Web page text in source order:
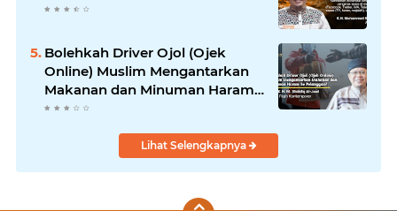
Bolehkah Driver Ojol (Ojek
Online) Muslim Mengantarkan
Makanan dan Minuman Haram
ke Pelanggan?
Lihat Selengkapnya